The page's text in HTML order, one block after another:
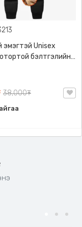
эмэгтэй Unisex
бэлтгэлийн
38,000₮